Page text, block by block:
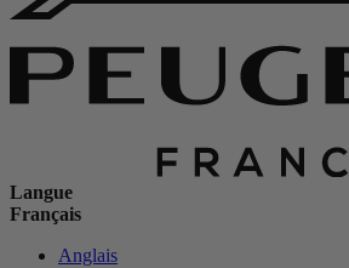
Langue
Français
Anglais